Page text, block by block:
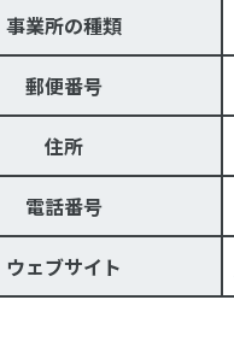
事業所の種類
郵便番号
住所
電話番号
ウェブサイト